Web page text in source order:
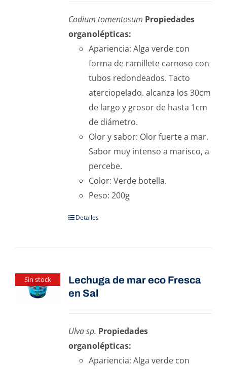
Codium tomentosum Propiedades
organolépticas:
Apariencia: Alga verde con
forma de ramillete carnoso con
tubos redondeados. Tacto
aterciopelado. alcanza los 30cm
de largo y grosor de hasta 1cm
de diámetro.
Olor y sabor: Olor fuerte a mar.
Sabor muy intenso a marisco, a
percebe.
Color: Verde botella.
Peso: 200g
Detalles
Sin stock
Lechuga de mar eco Fresca
en Sal
Ulva sp. Propiedades
organolépticas:
Apariencia: Alga verde con